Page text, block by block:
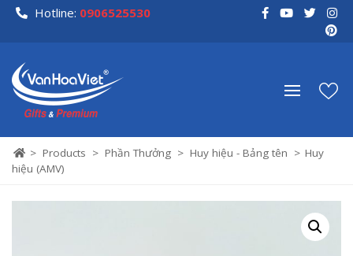
Skip
Hotline: 0906525530
> Products > Phần Thưởng > Huy hiệu - Bảng tên > Huy
hiệu (AMV)